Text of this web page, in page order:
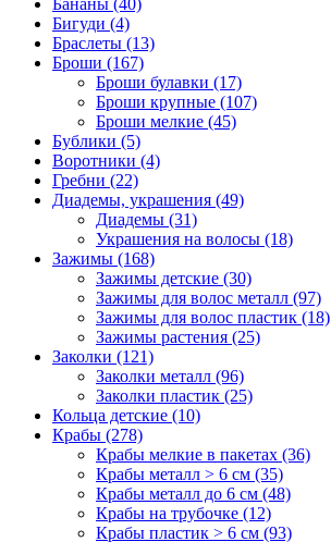
Бигуди (4)
Браслеты (13)
Броши (167)
Броши булавки (17)
Броши крупные (107)
Броши мелкие (45)
Бублики (5)
Воротники (4)
Гребни (22)
Диадемы, украшения (49)
Диадемы (31)
Украшения на волосы (18)
Зажимы (168)
Зажимы детские (30)
Зажимы для волос металл (97)
Зажимы для волос пластик (18)
Зажимы растения (25)
Заколки (121)
Заколки металл (96)
Заколки пластик (25)
Кольца детские (10)
Крабы (278)
Крабы мелкие в пакетах (36)
Крабы металл > 6 см (35)
Крабы металл до 6 см (48)
Крабы на трубочке (12)
Крабы пластик > 6 см (93)